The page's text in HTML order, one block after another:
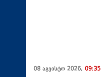
08 აგვისტო 2026, 09:35